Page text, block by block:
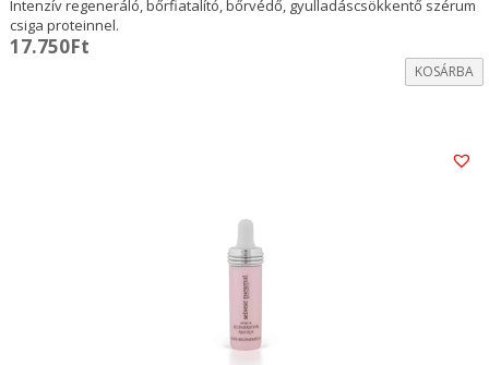
Intenzív regeneráló, bőrfiatalító, bőrvédő, gyulladáscsökkentő szérum
csiga proteinnel.
17.750Ft
KOSÁRBA